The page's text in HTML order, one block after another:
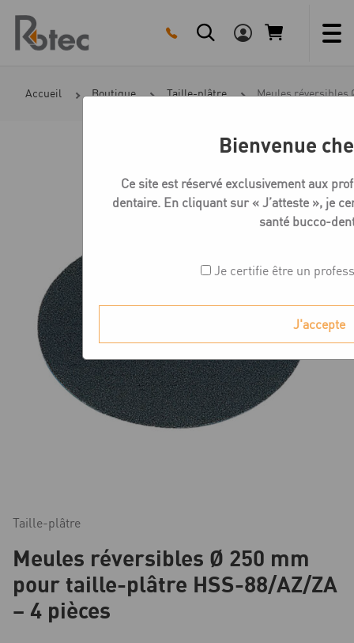
content
Accueil Boutique Taille-plâtre Meules réversibles
Taille-plâtre
Meules réversibles Ø 250 mm
pour taille-plâtre HSS-88/AZ/ZA
– 4 pièces
Bienvenue
Ce site est réservé exclusivement aux
dentaire. En cliquant sur « J’atteste », je
santé bucco-
Je certifie être un
J'accepte